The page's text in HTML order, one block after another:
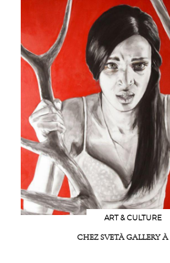
ART & CULTURE
CHEZ SVETÀ GALLERY